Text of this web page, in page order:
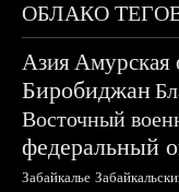
ОБЛАКО
АзияАмурская
Биробиджан
Восточный
федеральный
Забайкалье